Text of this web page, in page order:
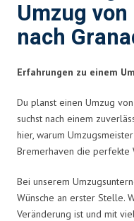
Umzug
nach
Erfahrungen zu einem
Du planst einen Umzug
suchst nach einem
hier, warum
Bremerhaven die perfekte
Bei unserem
Wünsche an erster Stelle.
Veränderung ist und mit